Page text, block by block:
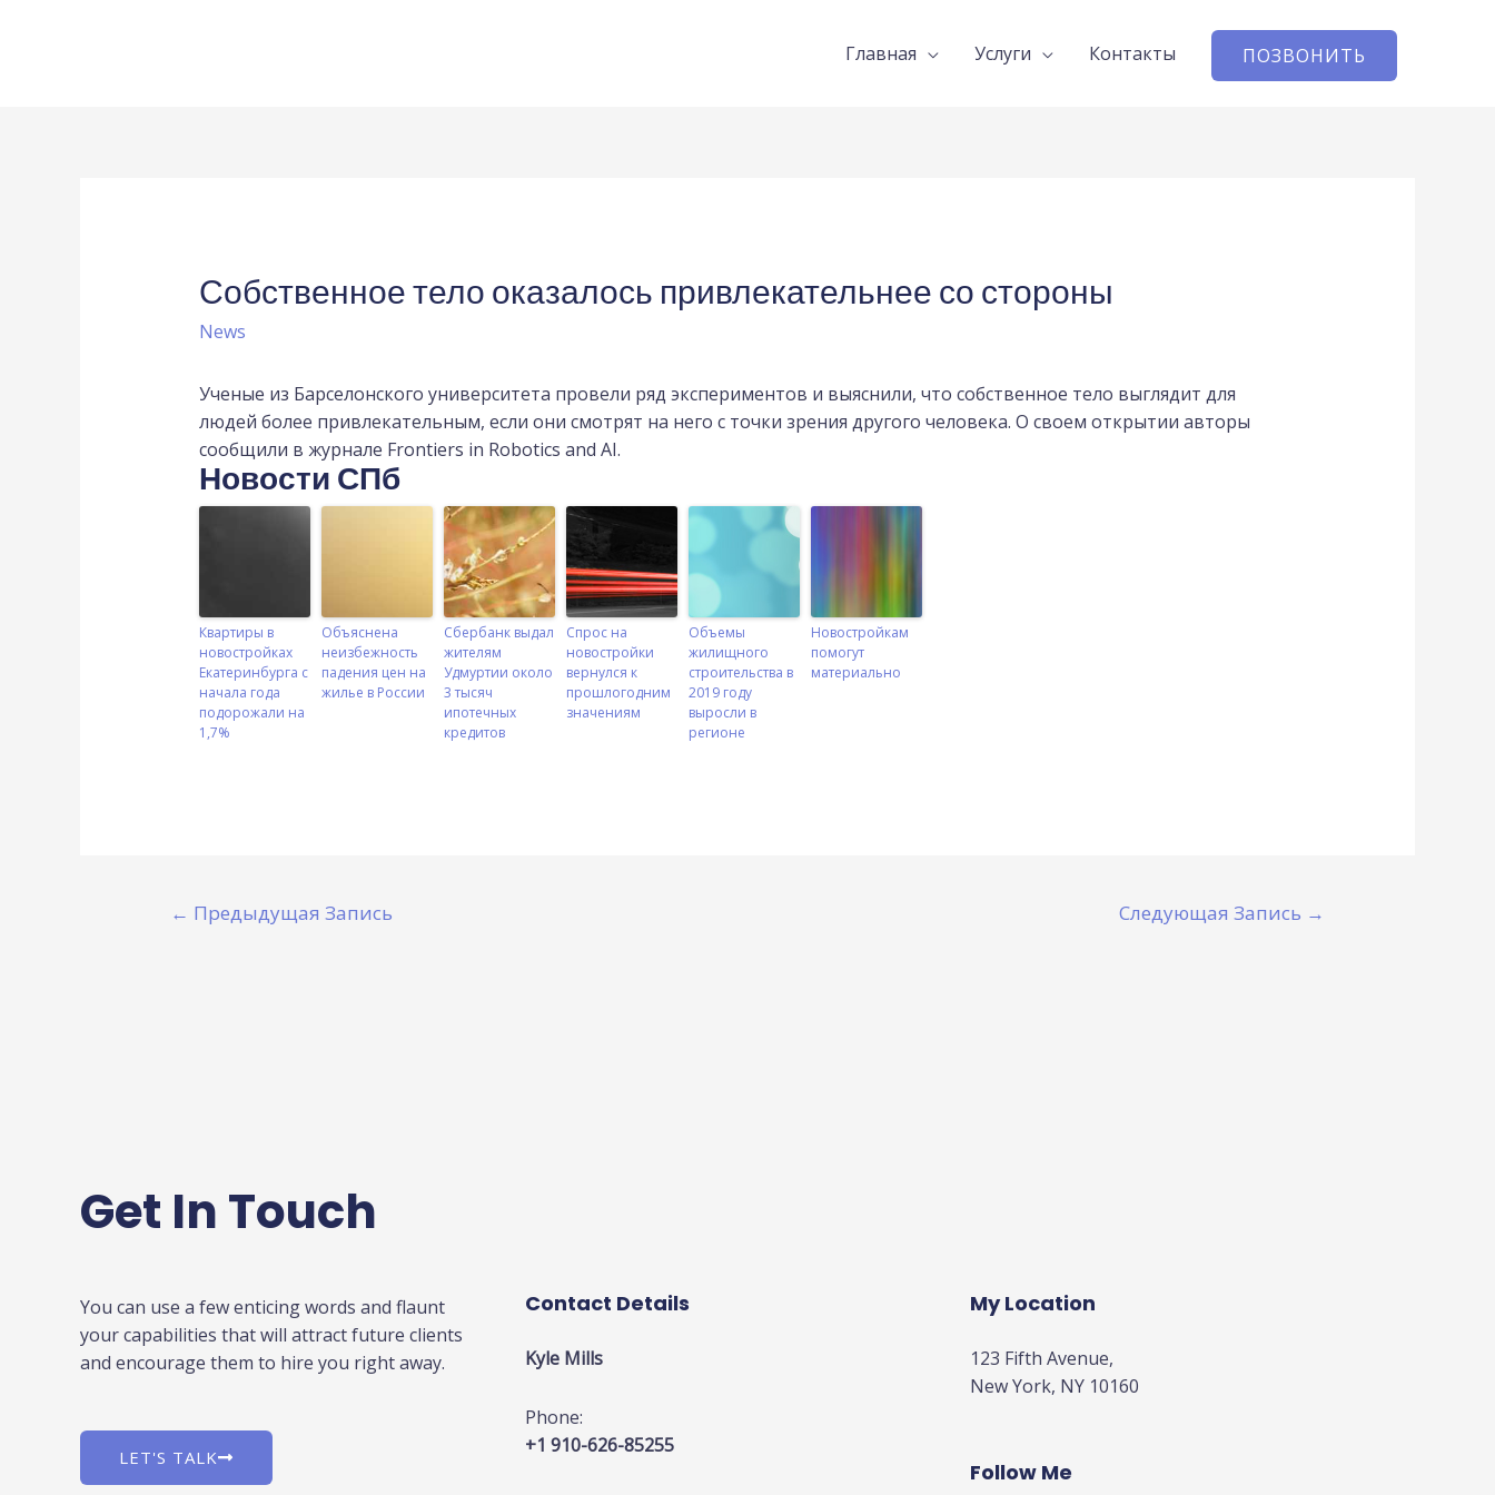
Главная Услуги Контакты ПОЗВОНИТЬ
Собственное тело оказалось привлекательнее со стороны
News
Ученые из Барселонского университета провели ряд экспериментов и выяснили, что собственное тело выглядит для
людей более привлекательным, если они смотрят на него с точки зрения другого человека. О своем открытии авторы
сообщили в журнале Frontiers in Robotics and AI.
Новости СПб
Квартиры в
новостройках
Екатеринбурга с
начала года
подорожали на
1,7%
Объяснена
неизбежность
падения цен на
жилье в России
Сбербанк выдал
жителям
Удмуртии около
3 тысяч
ипотечных
кредитов
Спрос на
новостройки
вернулся к
прошлогодним
значениям
Объемы
жилищного
строительства в
2019 году
выросли в
регионе
Новостройкам
помогут
материально
← Предыдущая Запись Следующая Запись →
Get In Touch
You can use a few enticing words and flaunt
your capabilities that will attract future clients
and encourage them to hire you right away.
LET'S TALK
Contact Details
Kyle Mills
Phone:
+1 910-626-85255
My Location
123 Fifth Avenue,
New York, NY 10160
Follow Me